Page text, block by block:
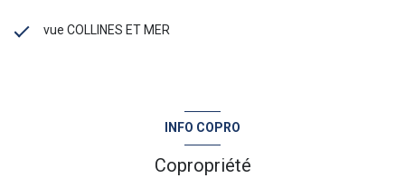
vue COLLINES ET MER
INFO COPRO
Copropriété